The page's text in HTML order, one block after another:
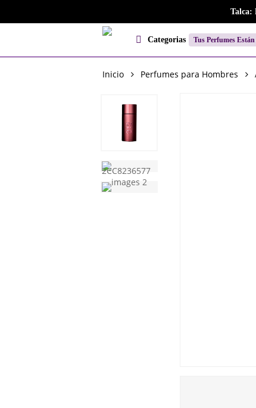
to
Talca:
Categorias Tus Perfumes
Inicio Perfumes para Hombres